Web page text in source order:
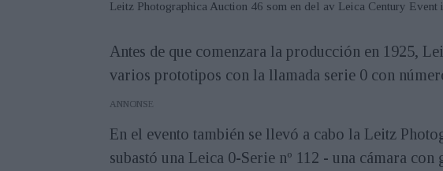
Leitz Photographica Auction 46 som en del av Leica Century Event
Antes de que comenzara la producción en 1925,
varios prototipos con la llamada serie 0 con
ANNONS
En el evento también se llevó a cabo la Leitz
subastó una Leica 0-Serie nº 112 - una cámara